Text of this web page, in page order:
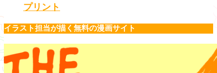
プリント
イラスト担当が描く無料の漫画サイト